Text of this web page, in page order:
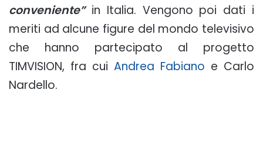
conveniente”in Italia. Vengono poi dati i
meriti ad alcune figure del mondo televisivo
che hanno partecipato al progetto
TIMVISION, fra cui Andrea Fabiano e Carlo
Nardello.